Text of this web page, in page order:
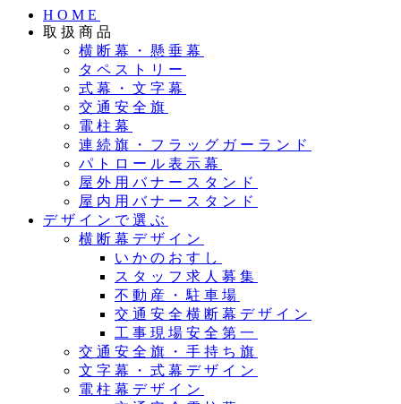
HOME
取扱商品
横断幕・懸垂幕
タペストリー
式幕・文字幕
交通安全旗
電柱幕
連続旗・フラッグガーランド
パトロール表示幕
屋外用バナースタンド
屋内用バナースタンド
デザインで選ぶ
横断幕デザイン
いかのおすし
スタッフ求人募集
不動産・駐車場
交通安全横断幕デザイン
工事現場安全第一
交通安全旗・手持ち旗
文字幕・式幕デザイン
電柱幕デザイン